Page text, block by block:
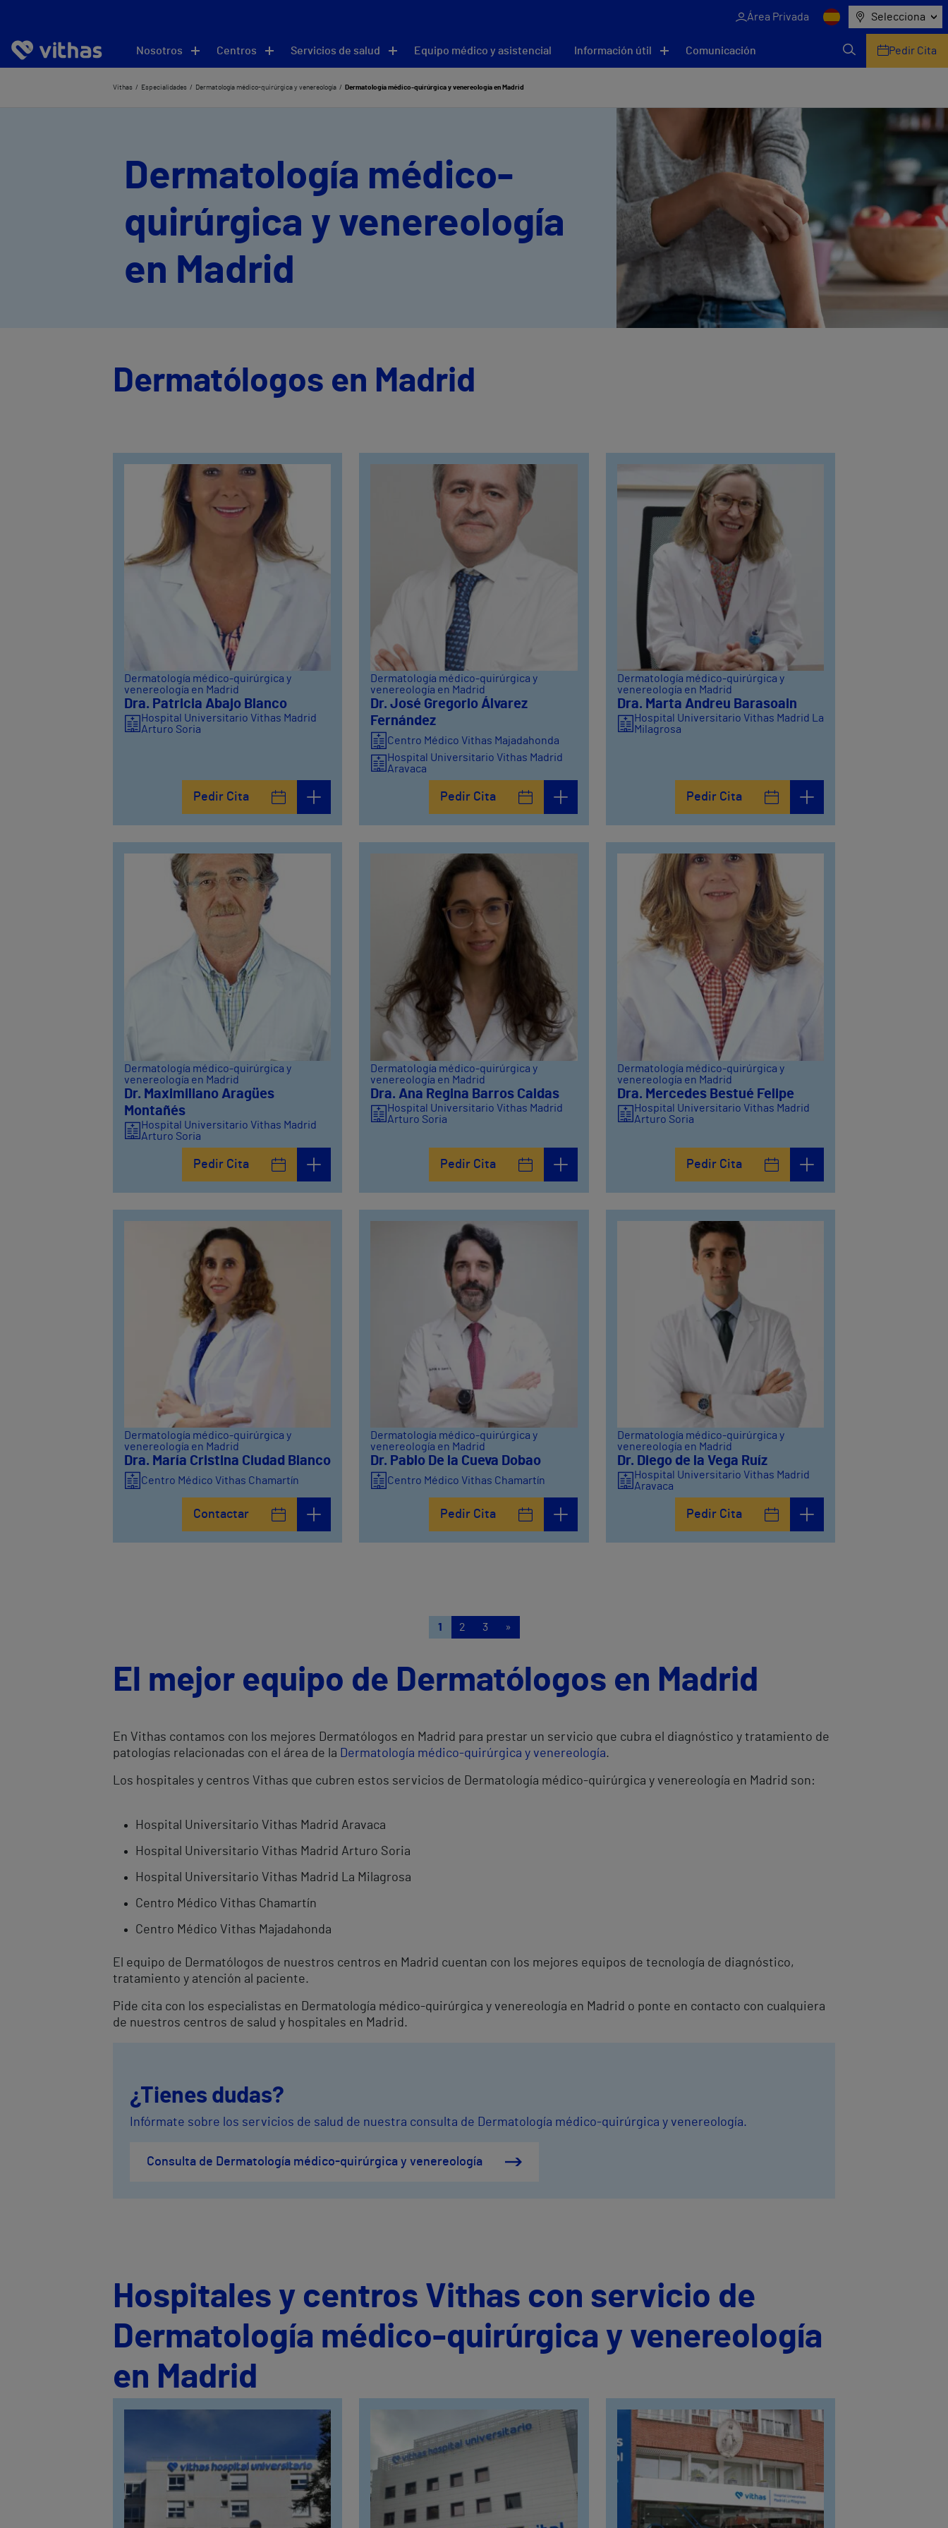
Área Privada Selecciona
Nosotros Centros Servicios de salud Equipo médico y asistencial Información útil Comunicación Pedir Cita
Vithas Especialidades Dermatología médico-quirúrgica y venereología Dermatología médico-quirúrgica y venereología en Madrid
Dermatología médico-
quirúrgica y venereología
en Madrid
Dermatólogos en Madrid
Dermatología médico-quirúrgica y
venereología en Madrid
Dra. Patricia Abajo Blanco
Hospital Universitario Vithas Madrid
Arturo Soria
Pedir Cita
Dermatología médico-quirúrgica y
venereología en Madrid
Dr. José Gregorio Álvarez
Fernández
Centro Médico Vithas Majadahonda
Hospital Universitario Vithas Madrid
Aravaca
Pedir Cita
Dermatología médico-quirúrgica y
venereología en Madrid
Dra. Marta Andreu Barasoain
Hospital Universitario Vithas Madrid La
Milagrosa
Pedir Cita
Dermatología médico-quirúrgica y
venereología en Madrid
Dr. Maximiliano Aragües
Montañés
Hospital Universitario Vithas Madrid
Arturo Soria
Pedir Cita
Dermatología médico-quirúrgica y
venereología en Madrid
Dra. Ana Regina Barros Caldas
Hospital Universitario Vithas Madrid
Arturo Soria
Pedir Cita
Dermatología médico-quirúrgica y
venereología en Madrid
Dra. Mercedes Bestué Felipe
Hospital Universitario Vithas Madrid
Arturo Soria
Pedir Cita
Dermatología médico-quirúrgica y
venereología en Madrid
Dra. María Cristina Ciudad Blanco
Centro Médico Vithas Chamartín
Contactar
Dermatología médico-quirúrgica y
venereología en Madrid
Dr. Pablo De la Cueva Dobao
Centro Médico Vithas Chamartín
Pedir Cita
Dermatología médico-quirúrgica y
venereología en Madrid
Dr. Diego de la Vega Ruíz
Hospital Universitario Vithas Madrid
Aravaca
Pedir Cita
1 2 3 »
El mejor equipo de Dermatólogos en Madrid
En Vithas contamos con los mejores Dermatólogos en Madrid para prestar un servicio que cubra el diagnóstico y tratamiento de
patologías relacionadas con el área de la Dermatología médico-quirúrgica y venereología.
Los hospitales y centros Vithas que cubren estos servicios de Dermatología médico-quirúrgica y venereología en Madrid son:
Hospital Universitario Vithas Madrid Aravaca
Hospital Universitario Vithas Madrid Arturo Soria
Hospital Universitario Vithas Madrid La Milagrosa
Centro Médico Vithas Chamartín
Centro Médico Vithas Majadahonda
El equipo de Dermatólogos de nuestros centros en Madrid cuentan con los mejores equipos de tecnología de diagnóstico,
tratamiento y atención al paciente.
Pide cita con los especialistas en Dermatología médico-quirúrgica y venereología en Madrid o ponte en contacto con cualquiera
de nuestros centros de salud y hospitales en Madrid.
¿Tienes dudas?
Infórmate sobre los servicios de salud de nuestra consulta de Dermatología médico-quirúrgica y venereología.
Consulta de Dermatología médico-quirúrgica y venereología
Hospitales y centros Vithas con servicio de
Dermatología médico-quirúrgica y venereología
en Madrid